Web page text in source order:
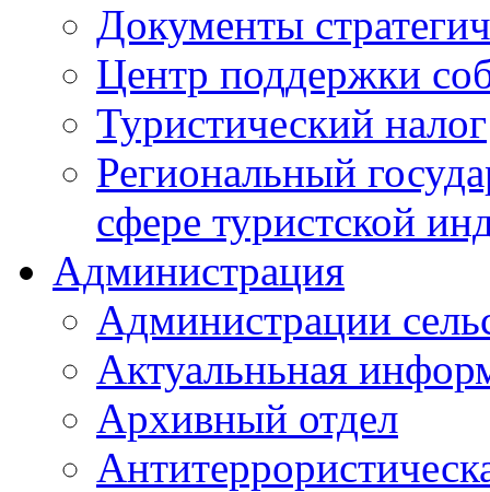
Документы
Центр поддержки
Туристический налог
Региональный
сфере туристской
Администрация
Администрации
Актуальньная
Архивный отдел